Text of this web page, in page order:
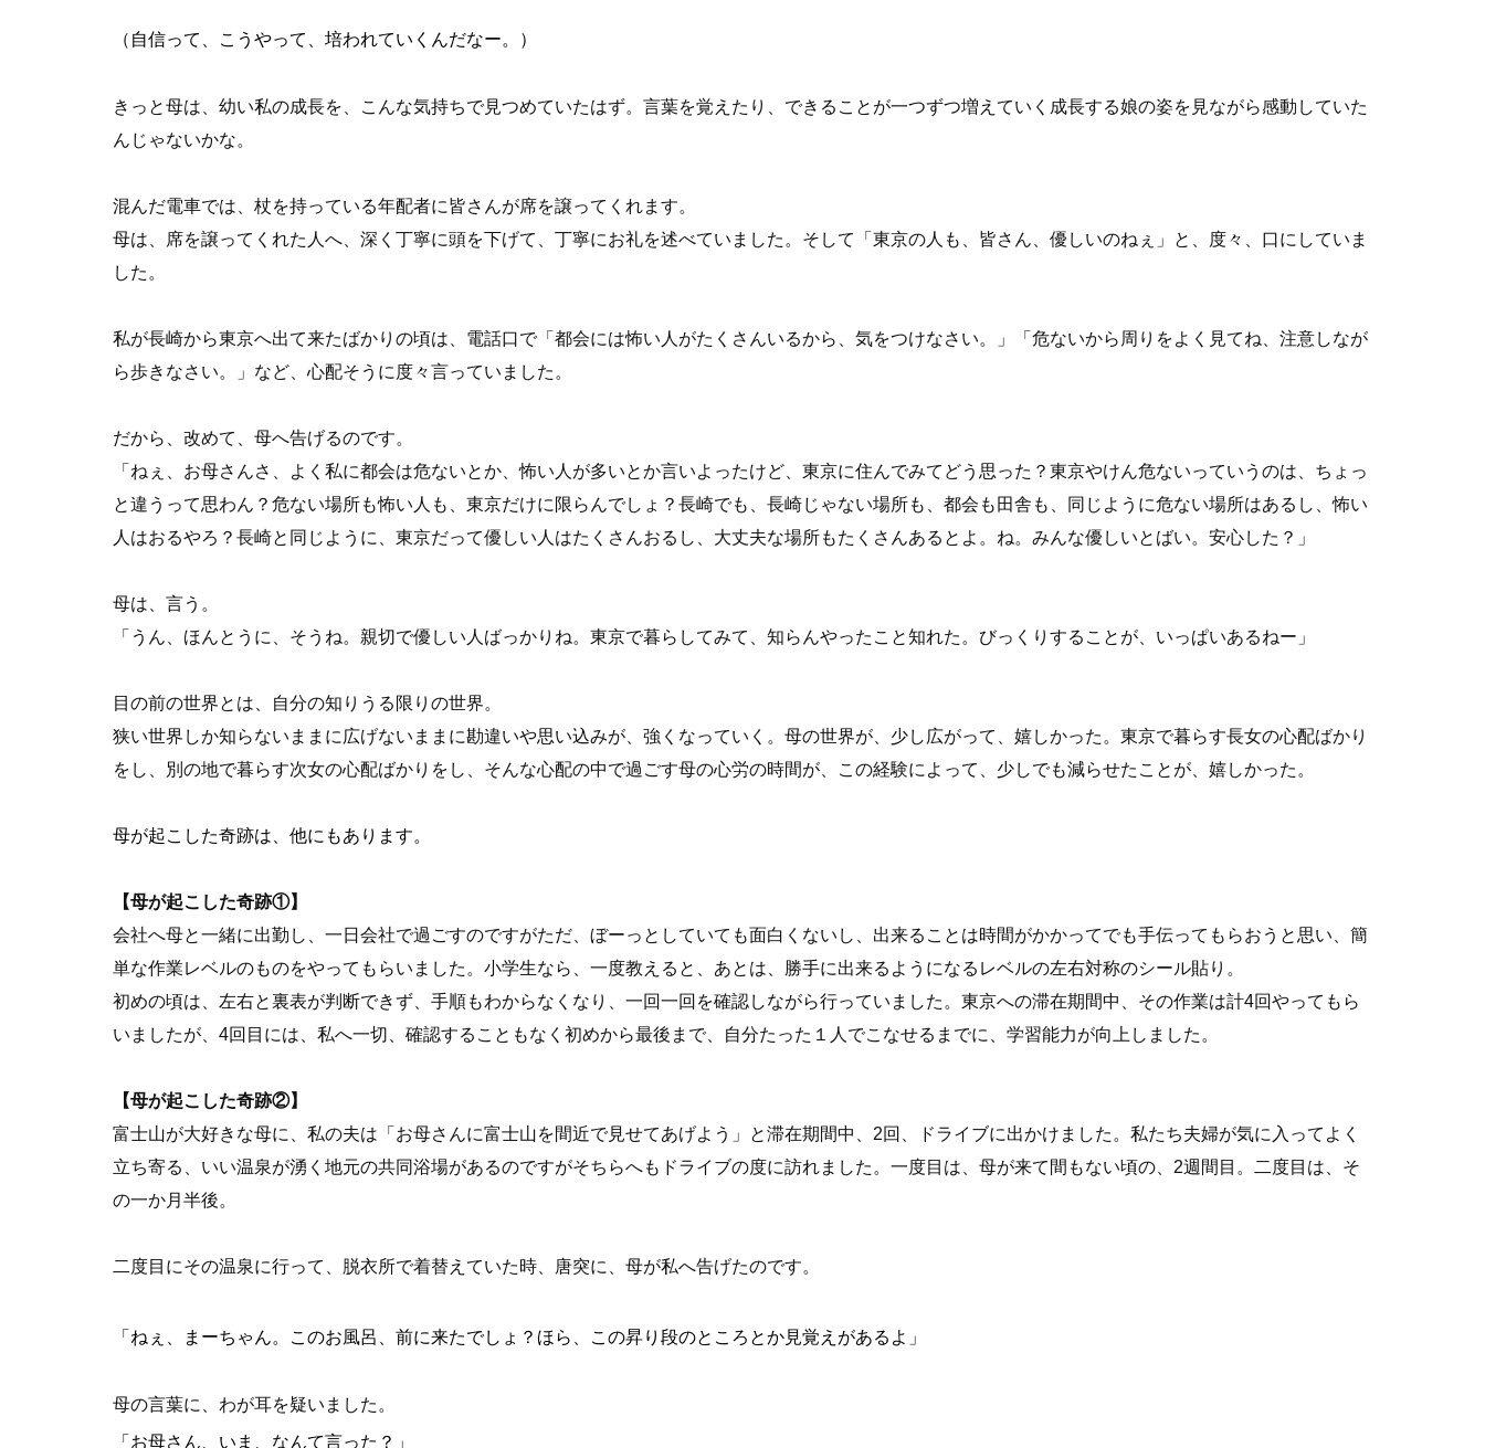
（ 自信って、こうやって、培われていくんだなー。）
きっと母は、幼い私の成長を、こんな気持ちで見つめていたはず。言葉を覚えたり、できることが一つずつ増えていく成長する娘の姿を見ながら感動していた
んじゃないかな。
混んだ電車では、杖を持っている年配者に皆さんが席を譲ってくれます。
母は、席を譲ってくれた人へ、深く丁寧に頭を下げて、丁寧にお礼を述べていました。そして「東京の人も、皆さん、優しいのねぇ」と、度々、口にしていま
した。
私が長崎から東京へ出て来たばかりの頃は、電話口で「都会には怖い人がたくさんいるから、気をつけなさい。」「危ないから周りをよく見てね、注意しなが
ら歩きなさい。」など、心配そうに度々言っていました。
だから、改めて、母へ告げるのです。
「ねぇ、お母さんさ、よく私に都会は危ないとか、怖い人が多いとか言いよったけど、東京に住んでみてどう思った？東京やけん危ないっていうのは、ちょっ
と違うって思わん？危ない場所も怖い人も、東京だけに限らんでしょ？長崎でも、長崎じゃない場所も、都会も田舎も、同じように危ない場所はあるし、怖い
人はおるやろ？長崎と同じように、東京だって優しい人はたくさんおるし、大丈夫な場所もたくさんあるとよ。ね。みんな優しいとばい。安心した？」
母は、言う。
「うん、ほんとうに、そうね。親切で優しい人ばっかりね。東京で暮らしてみて、知らんやったこと知れた。びっくりすることが、いっぱいあるねー」
目の前の世界とは、自分の知りうる限りの世界。
狭い世界しか知らないままに広げないままに勘違いや思い込みが、強くなっていく。母の世界が、少し広がって、嬉しかった。東京で暮らす長女の心配ばかり
をし、別の地で暮らす次女の心配ばかりをし、そんな心配の中で過ごす母の心労の時間が、この経験によって、少しでも減らせたことが、嬉しかった。
母が起こした奇跡は、他にもあります。
【母が起こした奇跡①】
会社へ母と一緒に出勤し、一日会社で過ごすのですがただ、ぼーっとしていても面白くないし、出来ることは時間がかかってでも手伝ってもらおうと思い、簡
単な作業レベルのものをやってもらいました。小学生なら、一度教えると、あとは、勝手に出来るようになるレベルの左右対称のシール貼り。
初めの頃は、左右と裏表が判断できず、手順もわからなくなり、一回一回を確認しながら行っていました。東京への滞在期間中、その作業は計4回やってもら
いましたが、4回目には、私へ一切、確認することもなく初めから最後まで、自分たった１人でこなせるまでに、学習能力が向上しました。
【母が起こした奇跡②】
富士山が大好きな母に、私の夫は「お母さんに富士山を間近で見せてあげよう」と滞在期間中、2回、ドライブに出かけました。私たち夫婦が気に入ってよく
立ち寄る、いい温泉が湧く地元の共同浴場があるのですがそちらへもドライブの度に訪れました。一度目は、母が来て間もない頃の、2週間目。二度目は、そ
の一か月半後。
二度目にその温泉に行って、脱衣所で着替えていた時、唐突に、母が私へ告げたのです。
「ねぇ、まーちゃん。このお風呂、前に来たでしょ？ほら、この昇り段のところとか見覚えがあるよ」
母の言葉に、わが耳を疑いました。
「お母さん、いま、なんて言った？」